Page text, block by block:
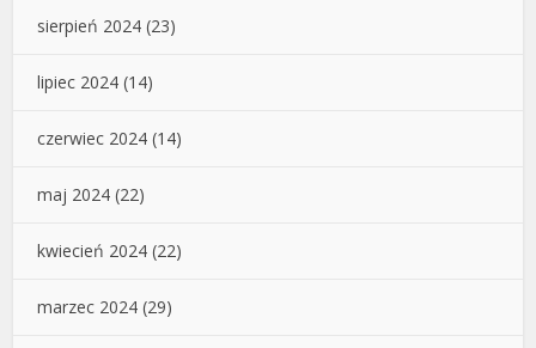
sierpień 2024 (23)
lipiec 2024 (14)
czerwiec 2024 (14)
maj 2024 (22)
kwiecień 2024 (22)
marzec 2024 (29)